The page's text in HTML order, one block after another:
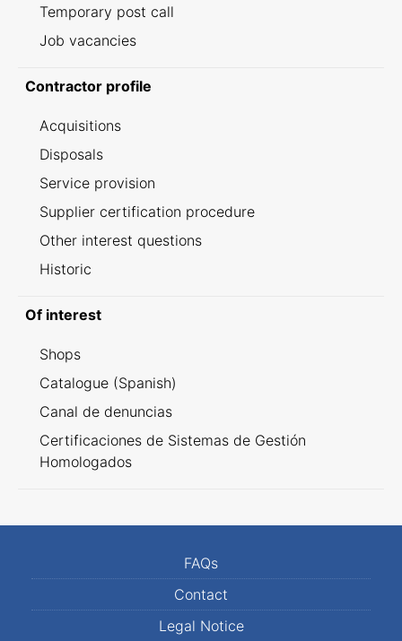
Temporary post call
Job vacancies
Contractor profile
Acquisitions
Disposals
Service provision
Supplier certification procedure
Other interest questions
Historic
Of interest
Shops
Catalogue (Spanish)
Canal de denuncias
Certificaciones de Sistemas de Gestión
Homologados
FAQs
Contact
Legal Notice